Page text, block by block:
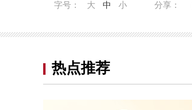
分享：
字号： 大 中 小
热点推荐